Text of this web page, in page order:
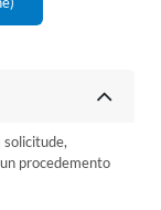
procedemento